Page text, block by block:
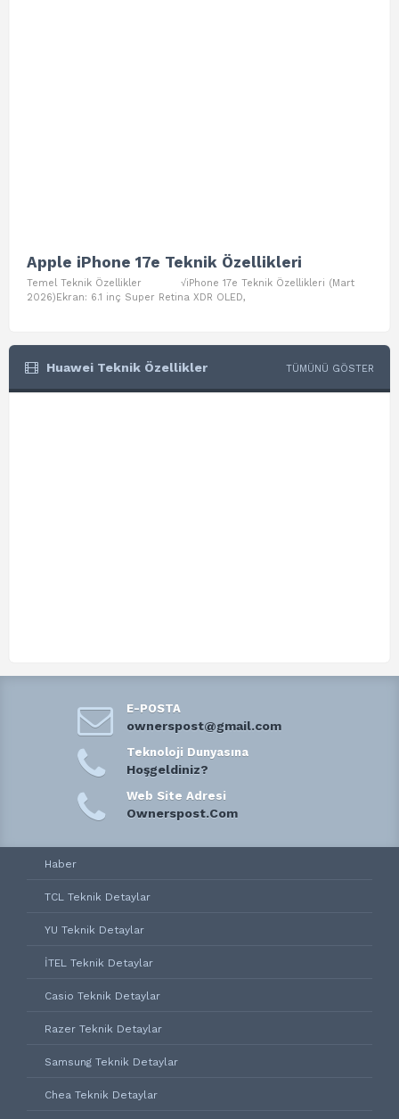
Apple iPhone 17e Teknik Özellikleri
Temel Teknik Özellikler √iPhone 17e Teknik Özellikleri (Mart
2026)Ekran: 6.1 inç Super Retina XDR OLED,
Huawei Teknik Özellikler TÜMÜNÜ GÖSTER
E-POSTA
ownerspost@gmail.com
Teknoloji Dunyasına
Hoşgeldiniz?
Web Site Adresi
Ownerspost.Com
Haber
TCL Teknik Detaylar
YU Teknik Detaylar
İTEL Teknik Detaylar
Casio Teknik Detaylar
Razer Teknik Detaylar
Samsung Teknik Detaylar
Chea Teknik Detaylar